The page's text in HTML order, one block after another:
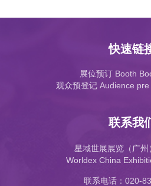
快速链
展位预订 Booth
观众预登记 Audience
联系我
星域世展展览（广州
Worldex China
联系电话：020-